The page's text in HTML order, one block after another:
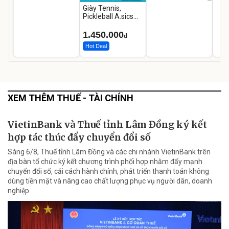
Giày Tennis,
Pickleball A.sics
Các Phối Màu
1.450.000đ
Hot Deal
XEM THÊM THUẾ - TÀI CHÍNH
VietinBank và Thuế tỉnh Lâm Đồng ký kết
hợp tác thúc đẩy chuyển đổi số
Sáng 6/8, Thuế tỉnh Lâm Đồng và các chi nhánh VietinBank trên
địa bàn tổ chức ký kết chương trình phối hợp nhằm đẩy mạnh
chuyển đổi số, cải cách hành chính, phát triển thanh toán không
dùng tiền mặt và nâng cao chất lượng phục vụ người dân, doanh
nghiệp.